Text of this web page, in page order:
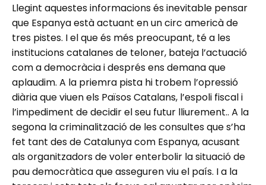
Llegint aquestes informacions és inevitable pensar
que Espanya està actuant en un circ americà de
tres pistes. I el que és més preocupant, té a les
institucions catalanes de teloner, bateja l’actuació
com a democràcia i després ens demana que
aplaudim. A la priemra pista hi trobem l’opressió
diària que viuen els Països Catalans, l’espoli fiscal i
l’impediment de decidir el seu futur lliurement.. A la
segona la criminalització de les consultes que s’ha
fet tant des de Catalunya com Espanya, acusant
als organitzadors de voler enterbolir la situació de
pau democràtica que asseguren viu el país. I a la